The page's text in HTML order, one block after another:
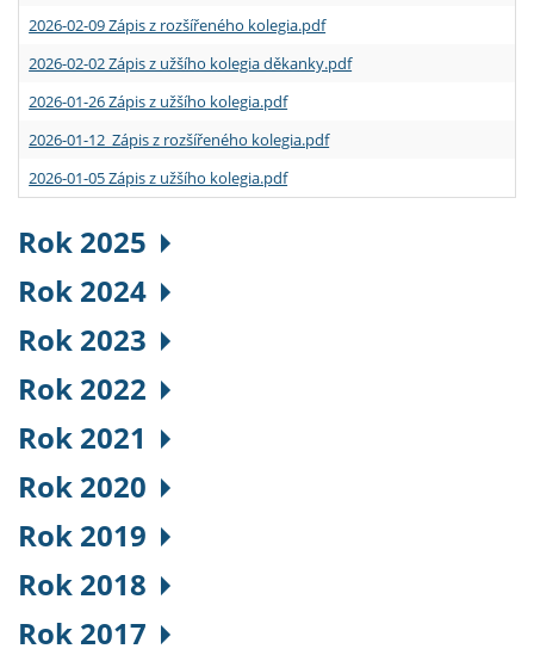
2026-02-09 Zápis z rozšířeného kolegia.pdf
2026-02-02 Zápis z užšího kolegia děkanky.pdf
2026-01-26 Zápis z užšího kolegia.pdf
2026-01-12 Zápis z rozšířeného kolegia.pdf
2026-01-05 Zápis z užšího kolegia.pdf
Rok 2025
Rok 2024
Rok 2023
Rok 2022
Rok 2021
Rok 2020
Rok 2019
Rok 2018
Rok 2017